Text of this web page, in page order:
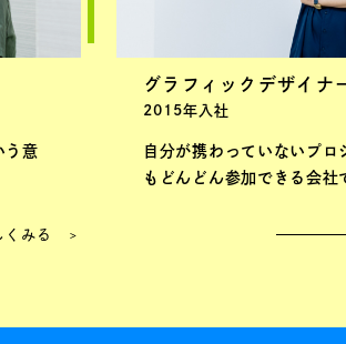
う意
くみる
グラフィックデザイナ
2015年入社
自分が携わっていないプロ
もどんどん参加できる会社